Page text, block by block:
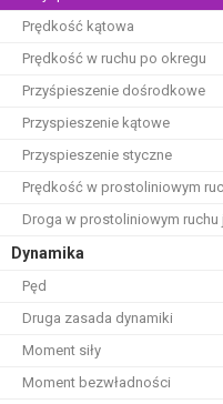
Prędkość kątowa
Prędkość w ruchu po okregu
Przyśpieszenie dośrodkowe
Przyspieszenie kątowe
Przyspieszenie styczne
Prędkość w prostoliniowym
Droga w prostoliniowym
Dynamika
Pęd
Druga zasada dynamiki
Moment siły
Moment bezwładności